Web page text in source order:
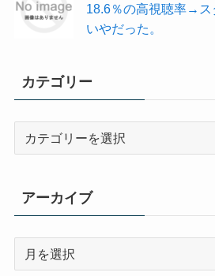
18.6％の高視聴率→ス
いやだった。
カテゴリー
リ
ー
アーカイブ